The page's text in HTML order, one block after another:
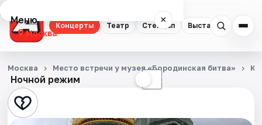
Концерты Театр Стендап Выставки
Меню ×
Москва
Концерты
Театр
Стендап
Ночной режим ☾
Москва Место встречи у музея «Бородинская битва»